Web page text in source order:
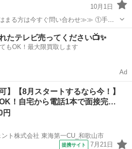
10月1日
まる方は今すぐ問い合わせ≫≫ ①手持
泊まる寝床が無い ③携帯が止まって
いっぱい稼ぎたい 弊社のプロの
生活支援
たテレビ売ってください📺✨
もOK！最大限買取します
Ad
】【8月スタートするなら今！】
！自宅から電話1本で面接完…
円
ント株式会社 東海第一CU_和歌山市
提携サイト 7月21日